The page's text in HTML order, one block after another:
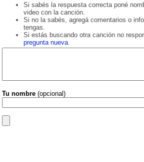
Si sabés la respuesta correcta poné
video con la canción.
Si no la sabés, agregá comentarios o
tengas.
Si estás buscando otra canción no
pregunta nueva.
Tu nombre (opcional)